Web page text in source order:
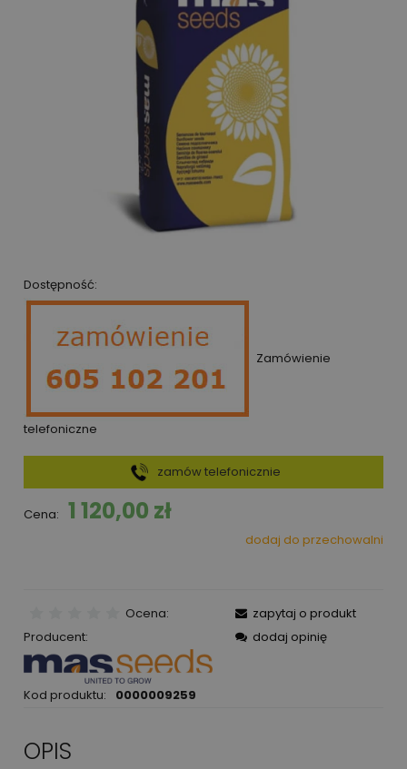
Dostępność:
Zamówienie
telefoniczne
Cena: 1 120,00 zł
zamów telefonicznie
dodaj do przechowalni
Ocena:
Producent:
Kod produktu: 0000009259
zapytaj o produkt
dodaj opinię
OPIS